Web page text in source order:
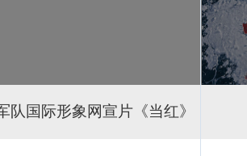
队国际形象网宣片《当红》